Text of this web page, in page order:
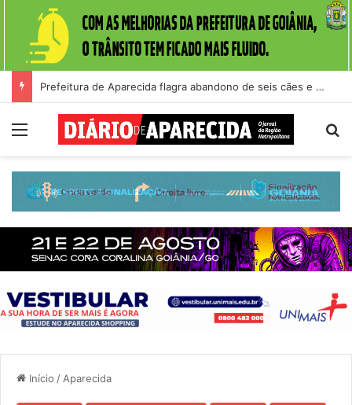
Prefeitura de Aparecida flagra abandono de seis cães e reitera que o ato é crime inafiançável
Menu
Início / Aparecida